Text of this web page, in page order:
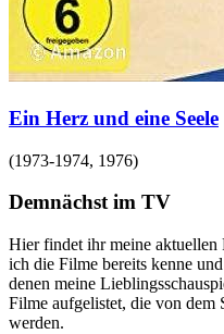
Ein Herz und eine Seele
(1973-1974, 1976)
Demnächst im TV
Hier findet ihr meine aktuellen
ich die Filme bereits kenne
denen meine
Filme aufgelistet, die von dem
werden.